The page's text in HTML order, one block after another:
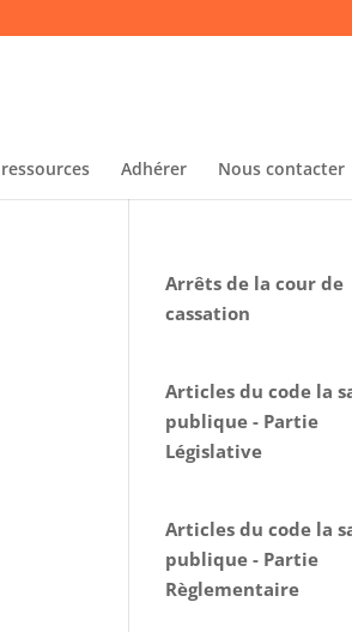
Adhérer Nous contacter
Arrêts de la cour de
cassation
Articles du code la
publique - Partie
Législative
Articles du code la
publique - Partie
Règlementaire